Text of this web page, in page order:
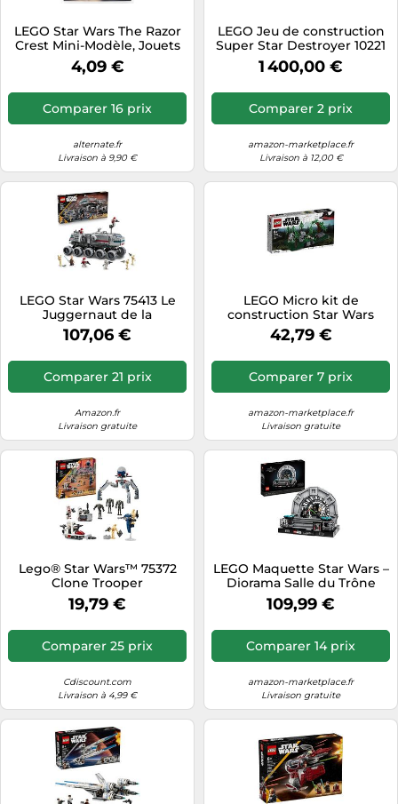
Tondeuses cheveux & barbe
Téléphonie
Téléviseurs
Télévision & vidéo
Électroménager
LEGO Star Wars The Razor
Crest Mini-Modèle, Jouets
de construction
4,09 €
Comparer 16 prix
alternate.fr
Livraison à 9,90 €
LEGO Jeu de construction
Super Star Destroyer 10221
Star Wars
1 400,00 €
Comparer 2 prix
amazon-marketplace.fr
Livraison à 12,00 €
LEGO Star Wars 75413 Le
Juggernaut de la
République – Set, 8
figurines (1 sabre laser) 9+
107,06 €
Comparer 21 prix
Amazon.fr
Livraison gratuite
LEGO Micro kit de
construction Star Wars
Bataille d'Endor 40362 197
pièces Dès 8 ans
42,79 €
Comparer 7 prix
amazon-marketplace.fr
Livraison gratuite
Lego® Star Wars™ 75372
Clone Trooper
19,79 €
Comparer 25 prix
Cdiscount.com
Livraison à 4,99 €
LEGO Maquette Star Wars –
Diorama Salle du Trône
75352 – Retour du Jedi 40e
Anniv. avec Luke & Dark
109,99 €
Comparer 14 prix
amazon-marketplace.fr
Livraison gratuite